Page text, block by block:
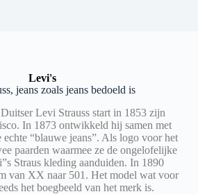
Levi's
jeans zoals jeans bedoeld is
Levi Strauss start in 1853 zijn
In 1873 ontwikkeld hij samen met
echte “blauwe jeans”. Als logo voor het
paarden waarmee ze de ongelofelijke
Straus kleding aanduiden. In 1890
van XX naar 501. Het model wat voor
het boegbeeld van het merk is.